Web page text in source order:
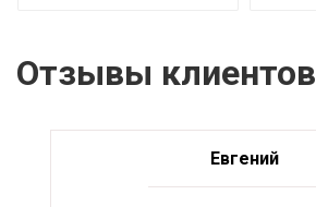
Отзывы клиентов
Евгений